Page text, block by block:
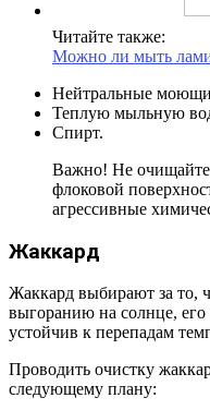
Читайте также:
Можно ли мыть
Нейтральные
Теплую мыльную
Спирт.
Важно! Не очищайте
флоковой
агрессивные
Жаккард
Жаккард выбирают за то,
выгоранию на солнце,
устойчив к перепадам
Проводить очистку
следующему плану: